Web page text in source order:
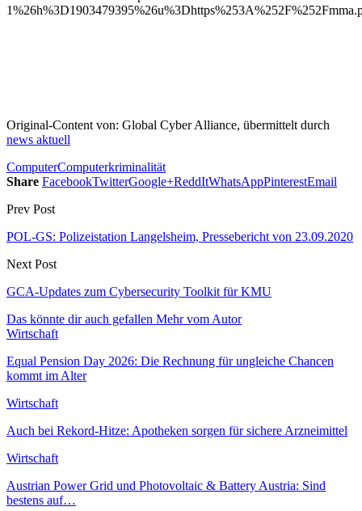
Original-Content von: Global Cyber Alliance, übermittelt durch
news aktuell
ComputerComputerkriminalität
Share FacebookTwitterGoogle+ReddItWhatsAppPinterestEmail
Prev Post
POL-GS: Polizeistation Langelsheim, Pressebericht von 23.09.2020
Next Post
GCA-Updates zum Cybersecurity Toolkit für KMU
Das könnte dir auch gefallen Mehr vom Autor
Wirtschaft
Equal Pension Day 2026: Die Rechnung für ungleiche Chancen
kommt im Alter
Wirtschaft
Auch bei Rekord-Hitze: Apotheken sorgen für sichere Arzneimittel
Wirtschaft
Austrian Power Grid und Photovoltaic & Battery Austria: Sind
bestens auf…